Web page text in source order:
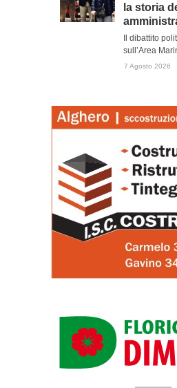
la storia
Il dibattito
sull’Area
7 Agosto 2026